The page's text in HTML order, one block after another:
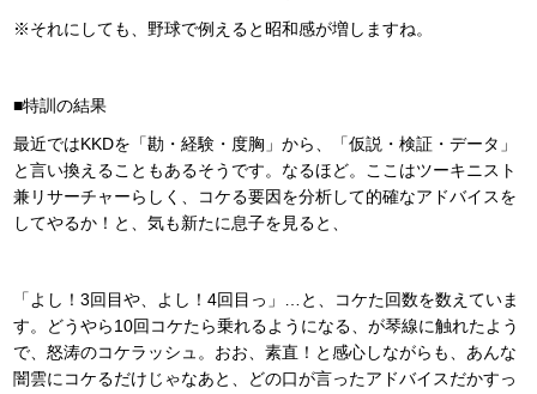
※それにしても、野球で例えると昭和感が増しますね。
■特訓の結果
最近ではKKDを「勘・経験・度胸」から、「仮説・検証・データ」
と言い換えることもあるそうです。なるほど。ここはツーキニスト
兼リサーチャーらしく、コケる要因を分析して的確なアドバイスを
してやるか！と、気も新たに息子を見ると、
「よし！3回目や、よし！4回目っ」…と、コケた回数を数えていま
す。どうやら10回コケたら乗れるようになる、が琴線に触れたよう
で、怒涛のコケラッシュ。おお、素直！と感心しながらも、あんな
闇雲にコケるだけじゃなあと、どの口が言ったアドバイスだかすっ